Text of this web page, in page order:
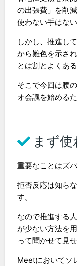
の出張費」を削
使わない手はな
しかし、推進し
から難色を示さ
とは割とよくあ
そこで今回は腰
オ会議を始める
まず
重要なことはズ
拒否反応は知ら
す。
なので推進する
が少ない方法を
って聞かせて見
Meetにおいてソ